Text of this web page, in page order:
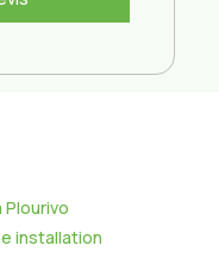
installation